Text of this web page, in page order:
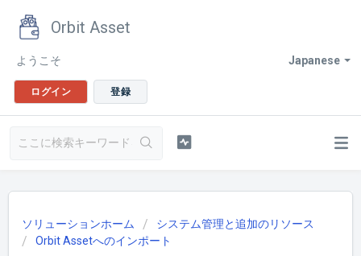
Orbit Asset
Japanese
ようこそ
ログイン 登録
ソリューションホーム
システム管理と追加のリソース
Orbit Assetへのインポート